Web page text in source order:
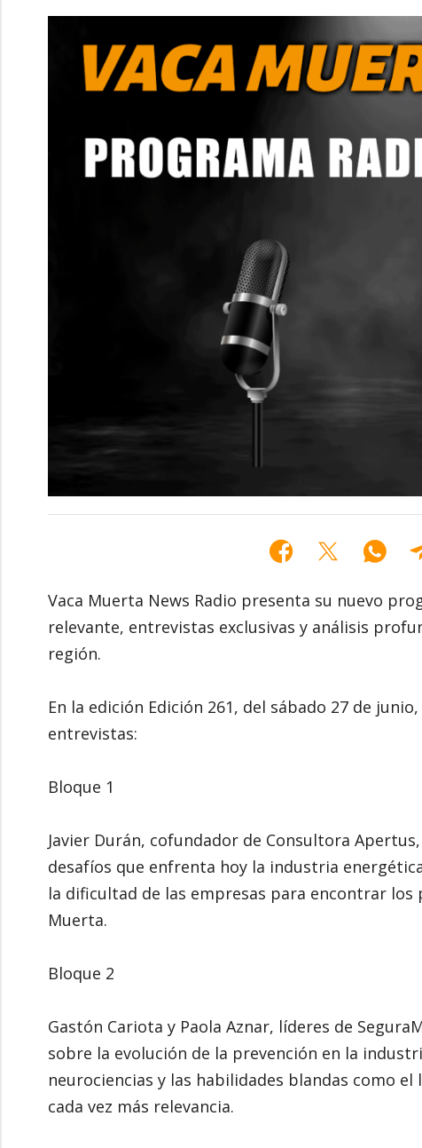
Vaca Muerta News Radio presenta su nuevo
relevante, entrevistas exclusivas y análisis
región.
En la edición Edición 261, del sábado 27 de
entrevistas:
Bloque 1
Javier Durán, cofundador de Consultora
desafíos que enfrenta hoy la industria
la dificultad de las empresas para encontrar
Muerta.
Bloque 2
Gastón Cariota y Paola Aznar, líderes de
sobre la evolución de la prevención en la
neurociencias y las habilidades blandas como
cada vez más relevancia.